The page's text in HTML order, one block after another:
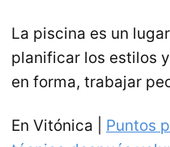
La piscina es un
planificar los estilos
en forma, trabajar
En Vitónica | Puntos